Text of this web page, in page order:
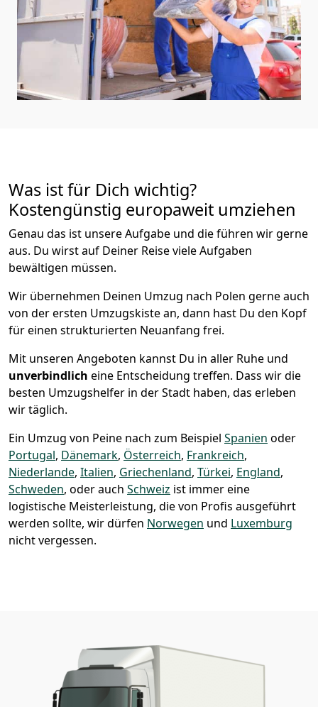
Was ist für Dich wichtig?
Kostengünstig europaweit umziehen
Genau das ist unsere Aufgabe und die führen wir gerne
aus. Du wirst auf Deiner Reise viele Aufgaben
bewältigen müssen.
Wir übernehmen Deinen Umzug nach Polen gerne auch
von der ersten Umzugskiste an, dann hast Du den Kopf
für einen strukturierten Neuanfang frei.
Mit unseren Angeboten kannst Du in aller Ruhe und
unverbindlich eine Entscheidung treffen. Dass wir die
besten Umzugshelfer in der Stadt haben, das erleben
wir täglich.
Ein Umzug von Peine nach zum Beispiel Spanien oder
Portugal, Dänemark, Österreich, Frankreich,
Niederlande, Italien, Griechenland, Türkei, England,
Schweden, oder auch Schweiz ist immer eine
logistische Meisterleistung, die von Profis ausgeführt
werden sollte, wir dürfen Norwegen und Luxemburg
nicht vergessen.